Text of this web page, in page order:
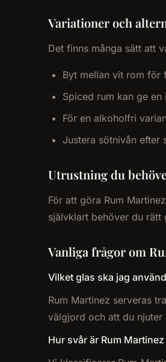
Variationer och
Det finns många sätt att
Byt mellan vit rom för
Spiced rum kan ge
För en alkoholfri
Justera sötnivån efter
Utrustning du
För att göra Rum
självklart behöver du rätt
Vanliga frågor om
Vilket glas ska jag
Rum Martinez serveras
välgjord och att du njuter
Hur svår är Rum